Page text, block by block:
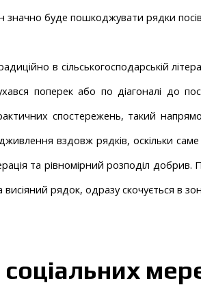
значно буде пошкоджувати рядки
в сільськогосподарській
поперек або по діагоналі до
спостережень, такий
вздовж рядків, оскільки
та рівномірний розподіл добрив.
висіяний рядок, одразу скочується в
соціальних